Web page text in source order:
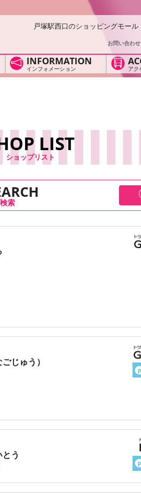
戸塚駅西口のショッピングモール
お問い合わせ
INFORMATION
インフォメーション アク
LIST
ショップリスト
索
じゅう）
P
う
P